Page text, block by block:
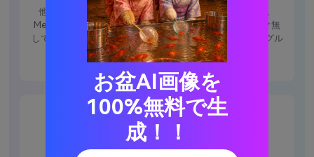
他の「無料」ツールは広告視聴やウォーターマーク必須。
Media.io なら、ダウンロード＆シェアもウォーターマーク無
しでOK！TikTok、Reddit、X、深夜2時だけ活動する謎のグル
チャにもすぐ使えます。
お盆AI画像を
100%無料で生
成！！